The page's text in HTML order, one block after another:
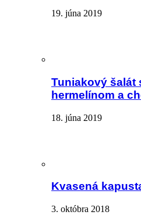
19. júna 2019
Tuniakový šalát
hermelínom a
18. júna 2019
Kvasená
3. októbra 2018